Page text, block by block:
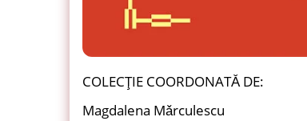
COLECŢIE COORDONATǍ DE:
Magdalena Mǎrculescu